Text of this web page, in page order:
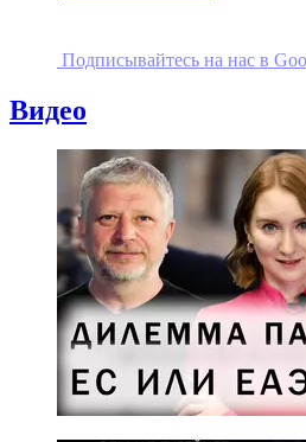
Подписывайтесь на наc в
Видео